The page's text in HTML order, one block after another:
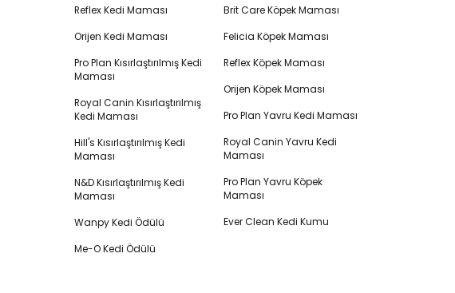
Reflex Kedi Maması
Orijen Kedi Maması
Pro Plan Kısırlaştırılmış Kedi
Maması
Royal Canin Kısırlaştırılmış
Kedi Maması
Hill's Kısırlaştırılmış Kedi
Maması
N&D Kısırlaştırılmış Kedi
Maması
Wanpy Kedi Ödülü
Me-O Kedi Ödülü
Brit Care Köpek Maması
Felicia Köpek Maması
Reflex Köpek Maması
Orijen Köpek Maması
Pro Plan Yavru Kedi Maması
Royal Canin Yavru Kedi
Maması
Pro Plan Yavru Köpek
Maması
Ever Clean Kedi Kumu